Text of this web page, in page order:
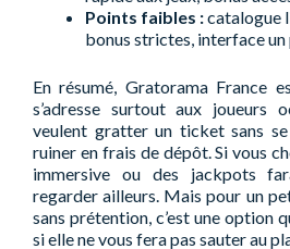
Points faibles :catalogue
bonus strictes, interface un
En résumé, Gratorama France
s’adresse surtout aux joueurs
veulent gratter un ticket sans
ruiner en frais de dépôt. Si vous
immersive ou des jackpots
regarder ailleurs. Mais pour un
sans prétention, c’est une option
si elle ne vous fera pas sauter au